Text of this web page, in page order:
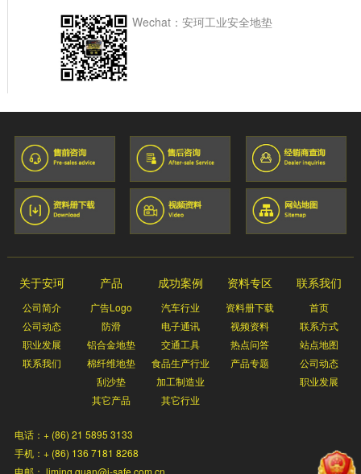
Wechat：安珂工业安全地垫
关于安珂
公司简介
公司动态
职业发展
联系我们
产品
广告Logo
防滑
铝合金地垫
棉纤维地垫
刮沙垫
其它产品
成功案例
汽车行业
电子通讯
交通工具
食品生产行业
加工制造业
其它行业
资料专区
资料册下载
视频资料
热点问答
产品专题
联系我们
首页
联系方式
站点地图
公司动态
职业发展
电话：+ (86) 21 5895 3133
手机：+ (86) 136 7181 8268